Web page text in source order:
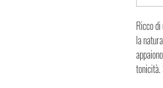
Ricco
la